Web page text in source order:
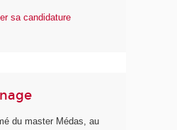
sa candidature
du master Médas, au